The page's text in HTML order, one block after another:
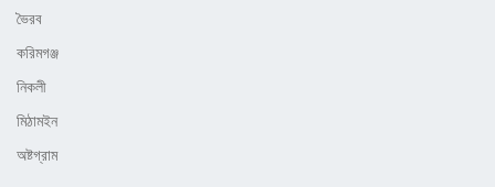
ভৈরব
করিমগঞ্জ
নিকলী
মিঠামইন
অষ্টগ্রাম